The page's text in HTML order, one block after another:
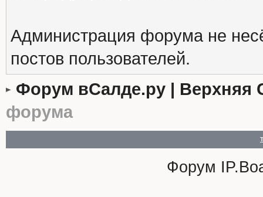
Администрация форума не
постов пользователей.
Форум вСалде.ру | Верхняя
форума
Форум